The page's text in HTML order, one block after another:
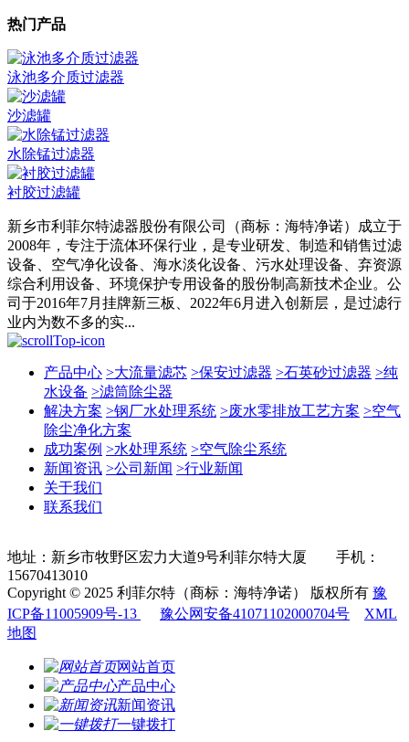
热门产品
泳池多介质过滤器
沙滤罐
水除锰过滤器
衬胶过滤罐
新乡市利菲尔特滤器股份有限公司（商标：海特净诺）成立于
2008年，专注于流体环保行业，是专业研发、制造和销售过滤
设备、空气净化设备、海水淡化设备、污水处理设备、弃资源
综合利用设备、环境保护专用设备的股份制高新技术企业。公
司于2016年7月挂牌新三板、2022年6月进入创新层，是过滤行
业内为数不多的实...
产品中心 >大流量滤芯 >保安过滤器 >石英砂过滤器 >纯
水设备 >滤筒除尘器
解决方案 >钢厂水处理系统 >废水零排放工艺方案 >空气
除尘净化方案
成功案例 >水处理系统 >空气除尘系统
新闻资讯 >公司新闻 >行业新闻
关于我们
联系我们
地址：新乡市牧野区宏力大道9号利菲尔特大厦 手机：
15670413010
Copyright © 2025 利菲尔特（商标：海特净诺） 版权所有 豫
ICP备11005909号-13
豫公网安备41071102000704号
XML
地图
网站首页
产品中心
新闻资讯
一键拨打